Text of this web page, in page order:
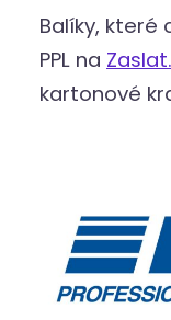
Balíky,
PPL na
kartonové